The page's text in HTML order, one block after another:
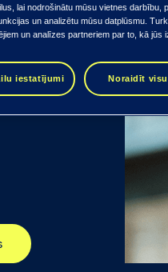
lai nodrošinātu mūsu vietnes
un analizētu mūsu datplūsmu.
un analīzes partneriem par to, kā jūs
iestatījumi Noraidīt visu